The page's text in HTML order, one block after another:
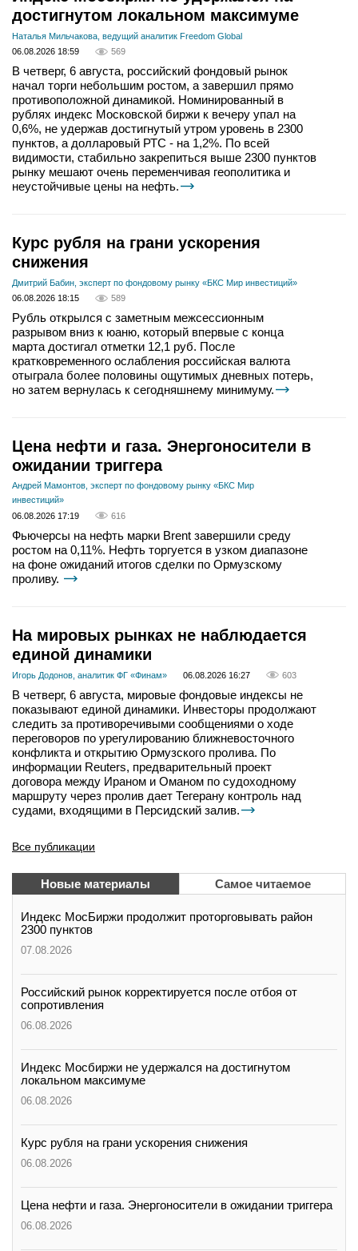
достигнутом локальном максимуме
Наталья Мильчакова, ведущий аналитик Freedom Global
06.08.2026 18:59
569
В четверг, 6 августа, российский фондовый рынок
начал торги небольшим ростом, а завершил прямо
противоположной динамикой. Номинированный в
рублях индекс Московской биржи к вечеру упал на
0,6%, не удержав достигнутый утром уровень в 2300
пунктов, а долларовый РТС - на 1,2%. По всей
видимости, стабильно закрепиться выше 2300 пунктов
рынку мешают очень переменчивая геополитика и
неустойчивые цены на нефть.
Курс рубля на грани ускорения
снижения
Дмитрий Бабин, эксперт по фондовому рынку «БКС Мир инвестиций»
06.08.2026 18:15
589
Рубль открылся с заметным межсессионным
разрывом вниз к юаню, который впервые с конца
марта достигал отметки 12,1 руб. После
кратковременного ослабления российская валюта
отыграла более половины ощутимых дневных потерь,
но затем вернулась к сегодняшнему минимуму.
Цена нефти и газа. Энергоносители в
ожидании триггера
Андрей Мамонтов, эксперт по фондовому рынку «БКС Мир
инвестиций»
06.08.2026 17:19
616
Фьючерсы на нефть марки Brent завершили среду
ростом на 0,11%. Нефть торгуется в узком диапазоне
на фоне ожиданий итогов сделки по Ормузскому
проливу.
На мировых рынках не наблюдается
единой динамики
Игорь Додонов, аналитик ФГ «Финам» 06.08.2026 16:27 603
В четверг, 6 августа, мировые фондовые индексы не
показывают единой динамики. Инвесторы продолжают
следить за противоречивыми сообщениями о ходе
переговоров по урегулированию ближневосточного
конфликта и открытию Ормузского пролива. По
информации Reuters, предварительный проект
договора между Ираном и Оманом по судоходному
маршруту через пролив дает Тегерану контроль над
судами, входящими в Персидский залив.
Все публикации
Новые материалы Самое читаемое
Индекс МосБиржи продолжит проторговывать район
2300 пунктов
07.08.2026
Российский рынок корректируется после отбоя от
сопротивления
06.08.2026
Индекс Мосбиржи не удержался на достигнутом
локальном максимуме
06.08.2026
Курс рубля на грани ускорения снижения
06.08.2026
Цена нефти и газа. Энергоносители в ожидании триггера
06.08.2026